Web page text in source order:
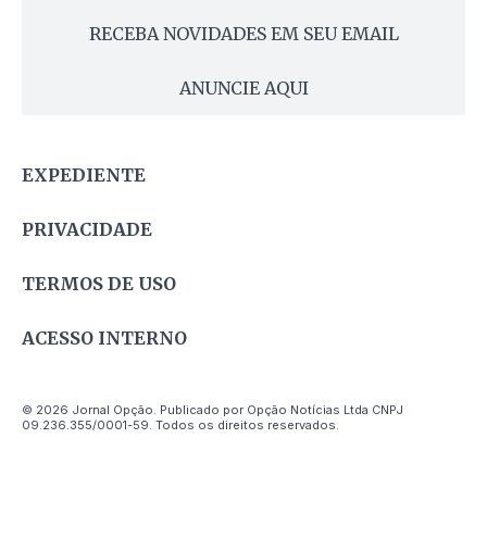
RECEBA NOVIDADES EM SEU EMAIL
ANUNCIE AQUI
EXPEDIENTE
PRIVACIDADE
TERMOS DE USO
ACESSO INTERNO
© 2026 Jornal Opção. Publicado por Opção Notícias Ltda CNPJ
09.236.355/0001-59. Todos os direitos reservados.